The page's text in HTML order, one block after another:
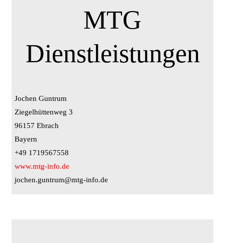
MTG
Dienstleistungen
Jochen Guntrum
Ziegelhüttenweg 3
96157 Ebrach
Bayern
+49 1719567558
www.mtg-info.de
jochen.guntrum@mtg-info.de